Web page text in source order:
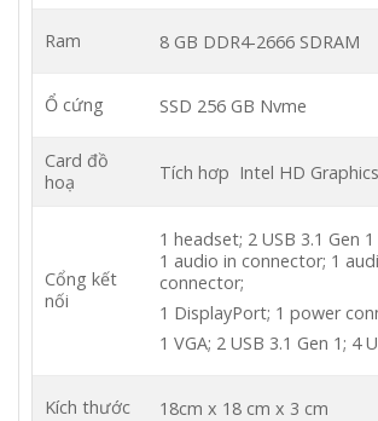
Ram 8 GB DDR4-2666 SDRAM
Ổ cứng SSD 256 GB Nvme
Card đồ
hoạ
Tích hơp Intel HD
Cổng kết
nối
1 headset; 2 USB 3.1 Gen 1
1 audio in connector; 1
connector;
1 DisplayPort; 1 power
1 VGA; 2 USB 3.1 Gen 1; 4
Kích thước 18cm x 18 cm x 3 cm